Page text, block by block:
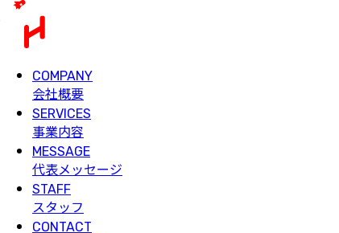
COMPANY
会社概要
SERVICES
事業内容
MESSAGE
代表メッセージ
STAFF
スタッフ
CONTACT